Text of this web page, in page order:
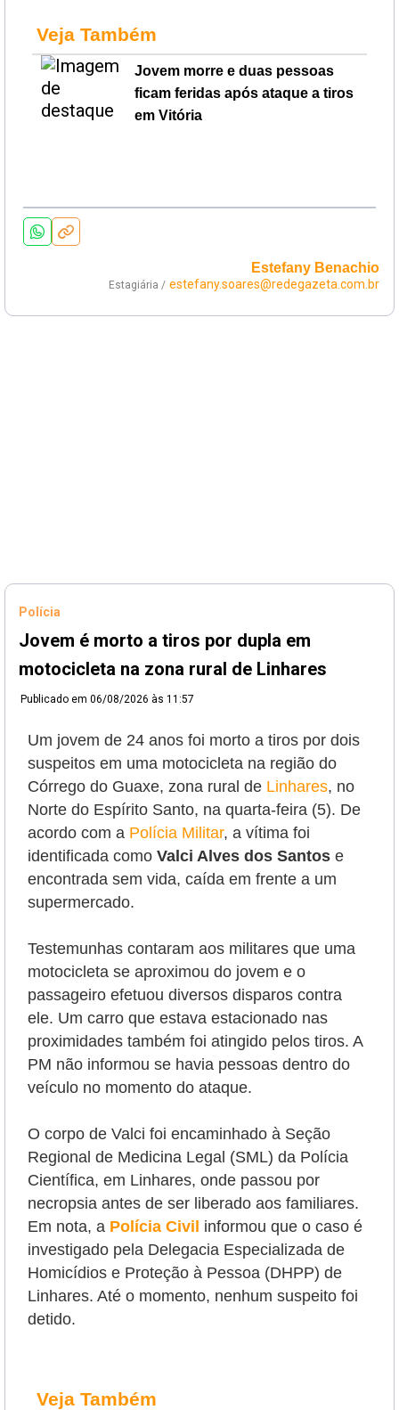
Veja Também
Jovem morre e duas pessoas
ficam feridas após ataque a tiros
em Vitória
Estefany Benachio
Estagiária / estefany.soares@redegazeta.com.br
Polícia
Jovem é morto a tiros por dupla em
motocicleta na zona rural de Linhares
Publicado em 06/08/2026 às 11:57
Um jovem de 24 anos foi morto a tiros por dois
suspeitos em uma motocicleta na região do
Córrego do Guaxe, zona rural de Linhares, no
Norte do Espírito Santo, na quarta-feira (5). De
acordo com a Polícia Militar, a vítima foi
identificada como Valci Alves dos Santos e
encontrada sem vida, caída em frente a um
supermercado.
Testemunhas contaram aos militares que uma
motocicleta se aproximou do jovem e o
passageiro efetuou diversos disparos contra
ele. Um carro que estava estacionado nas
proximidades também foi atingido pelos tiros. A
PM não informou se havia pessoas dentro do
veículo no momento do ataque.
O corpo de Valci foi encaminhado à Seção
Regional de Medicina Legal (SML) da Polícia
Científica, em Linhares, onde passou por
necropsia antes de ser liberado aos familiares.
Em nota, a Polícia Civil informou que o caso é
investigado pela Delegacia Especializada de
Homicídios e Proteção à Pessoa (DHPP) de
Linhares. Até o momento, nenhum suspeito foi
detido.
Veja Também